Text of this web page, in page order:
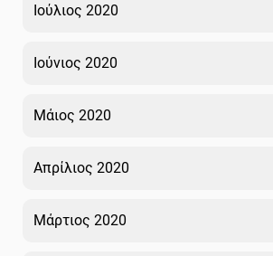
Ιούλιος 2020
Ιούνιος 2020
Μάιος 2020
Απρίλιος 2020
Μάρτιος 2020